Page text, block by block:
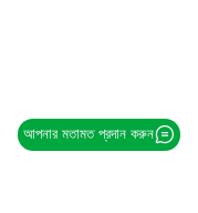
আপনার মতামত প্রদান করুন